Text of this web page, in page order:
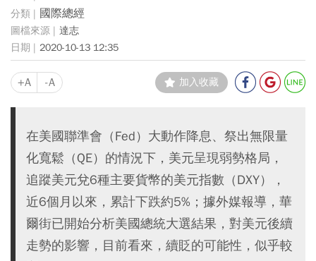
國際總經
達志
2020-10-13 12:35
+A -A 加入收藏
在美國聯準會（Fed）大動作降息、祭出無限量
化寬鬆（QE）的情況下，美元呈現弱勢格局，
追蹤美元兌6種主要貨幣的美元指數（DXY），
近6個月以來，累計下跌約5%；據外媒報導，華
爾街已開始分析美國總統大選結果，對美元後續
走勢的影響，目前看來，續貶的可能性，似乎較